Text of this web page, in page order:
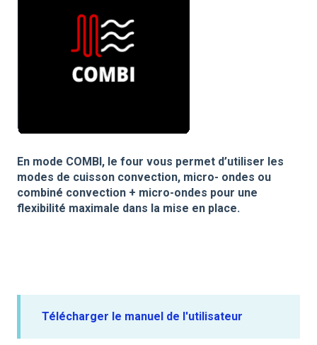
En mode COMBI, le four vous permet d’utiliser les
modes de cuisson convection, micro- ondes ou
combiné convection + micro-ondes pour une
flexibilité maximale dans la mise en place.
Télécharger le manuel de l'utilisateur